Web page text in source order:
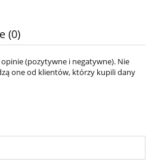
(0)
(pozytywne i negatywne). Nie
one od klientów, którzy kupili dany